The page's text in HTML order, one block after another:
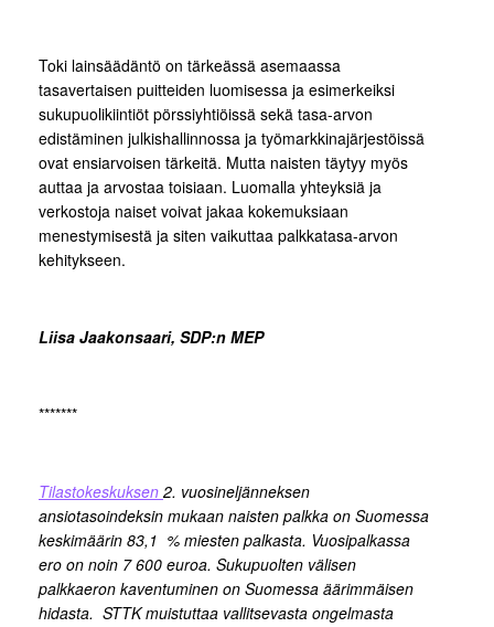
Toki lainsäädäntö on tärkeässä asemaassa
tasavertaisen puitteiden luomisessa ja esimerkeiksi
sukupuolikiintiöt pörssiyhtiöissä sekä tasa-arvon
edistäminen julkishallinnossa ja työmarkkinajärjestöissä
ovat ensiarvoisen tärkeitä. Mutta naisten täytyy myös
auttaa ja arvostaa toisiaan. Luomalla yhteyksiä ja
verkostoja naiset voivat jakaa kokemuksiaan
menestymisestä ja siten vaikuttaa palkkatasa-arvon
kehitykseen.
Liisa Jaakonsaari, SDP:n MEP
*******
Tilastokeskuksen 2. vuosineljänneksen
ansiotasoindeksin mukaan naisten palkka on Suomessa
keskimäärin 83,1 % miesten palkasta. Vuosipalkassa
ero on noin 7 600 euroa. Sukupuolten välisen
palkkaeron kaventuminen on Suomessa äärimmäisen
hidasta. STTK muistuttaa vallitsevasta ongelmasta